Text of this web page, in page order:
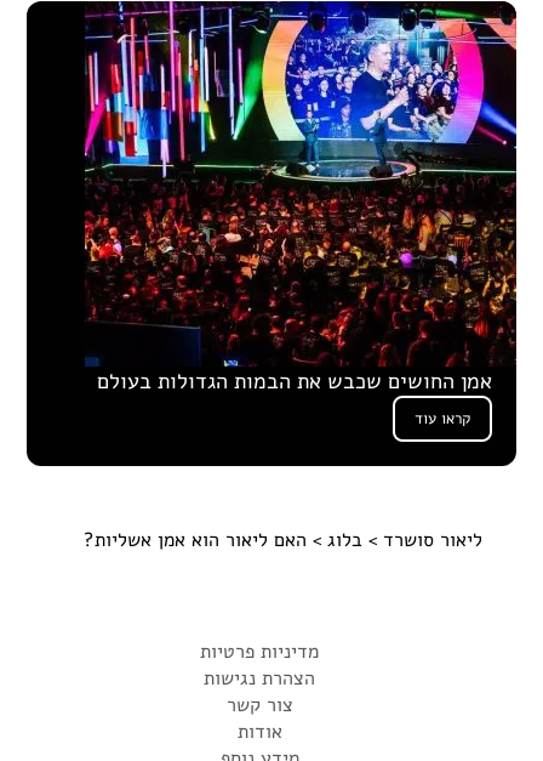
אמן החושים שכבש את הבמות הגדולות בעולם
קראו עוד
ליאור סושרד > בלוג > האם ליאור הוא אמן אשליות?
מדיניות פרטיות
הצהרת נגישות
צור קשר
אודות